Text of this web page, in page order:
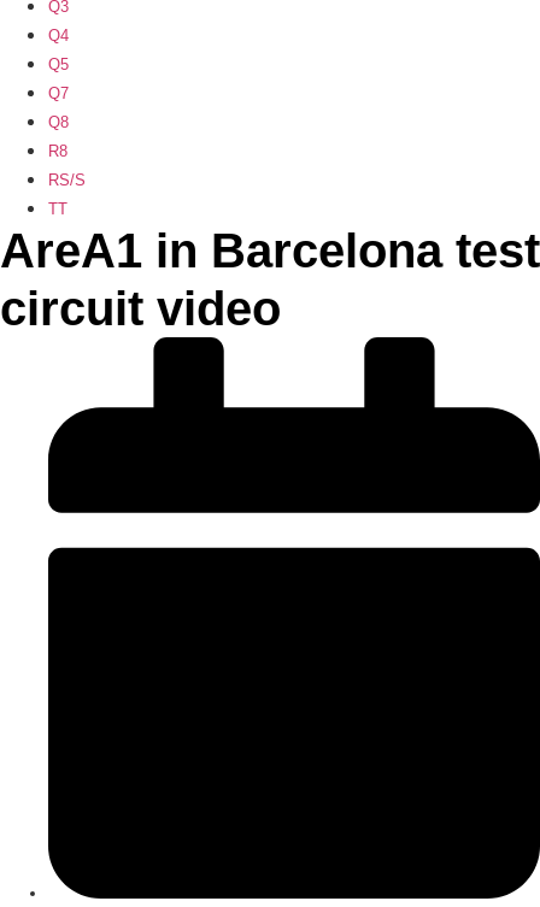
Q3
Q4
Q5
Q7
Q8
R8
RS/S
TT
AreA1 in Barcelona test
circuit video